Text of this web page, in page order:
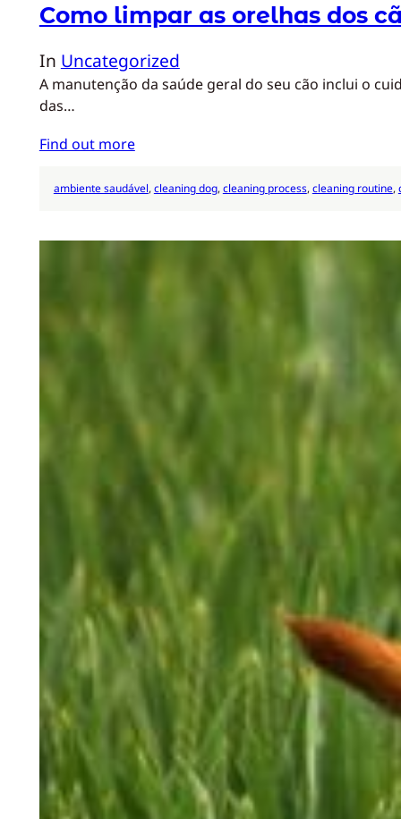
Como limpar as orelhas dos
In Uncategorized
A manutenção da saúde geral do seu cão inclui o
das…
Find out more
ambiente saudável, cleaning dog, cleaning process, cleaning routine,